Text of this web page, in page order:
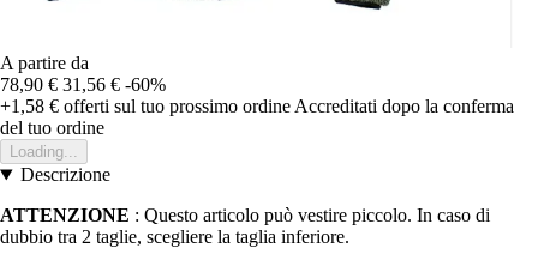
A partire da
78,90 € 31,56 € -60%
+1,58 € offerti sul tuo prossimo ordine Accreditati dopo la conferma
del tuo ordine
Loading...
Descrizione
ATTENZIONE : Questo articolo può vestire piccolo. In caso di
dubbio tra 2 taglie, scegliere la taglia inferiore.